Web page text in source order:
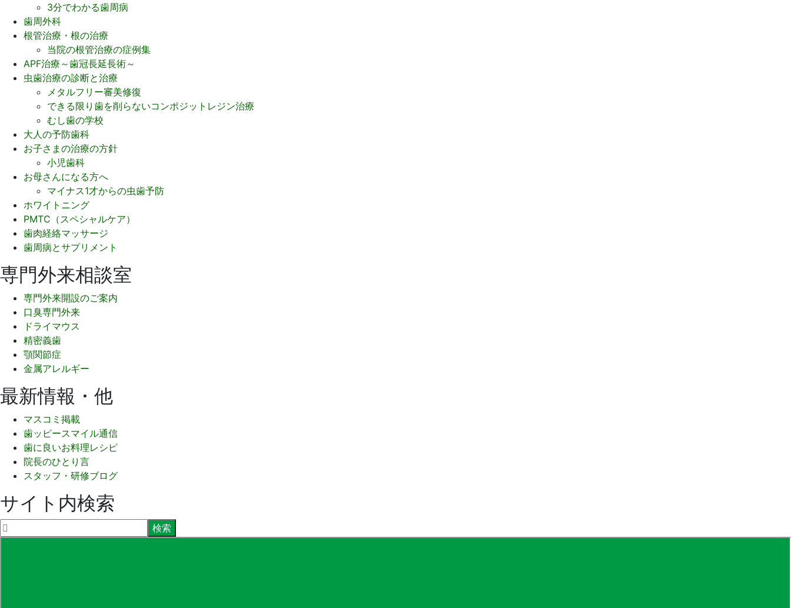
3分でわかる歯周病
歯周外科
根管治療・根の治療
当院の根管治療の症例集
APF治療～歯冠長延長術～
虫歯治療の診断と治療
メタルフリー審美修復
できる限り歯を削らないコンポジットレジン治療
むし歯の学校
大人の予防歯科
お子さまの治療の方針
小児歯科
お母さんになる方へ
マイナス1才からの虫歯予防
ホワイトニング
PMTC（スペシャルケア）
歯肉経絡マッサージ
歯周病とサプリメント
専門外来相談室
専門外来開設のご案内
口臭専門外来
ドライマウス
精密義歯
顎関節症
金属アレルギー
最新情報・他
マスコミ掲載
歯ッピースマイル通信
歯に良いお料理レシピ
院長のひとり言
スタッフ・研修ブログ
サイト内検索